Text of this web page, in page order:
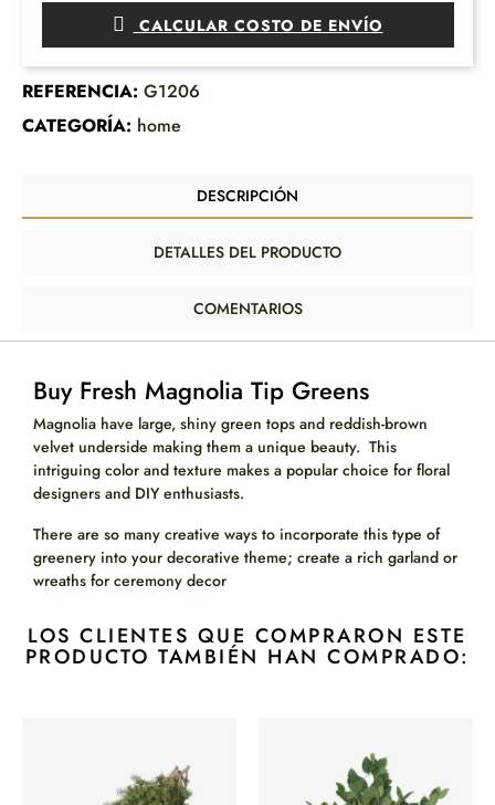
CALCULAR COSTO DE ENVÍO
REFERENCIA: G1206
CATEGORÍA: home
DESCRIPCIÓN
DETALLES DEL PRODUCTO
COMENTARIOS
Buy Fresh Magnolia Tip Greens
Magnolia have large, shiny green tops and reddish-brown
velvet underside making them a unique beauty. This
intriguing color and texture makes a popular choice for floral
designers and DIY enthusiasts.
There are so many creative ways to incorporate this type of
greenery into your decorative theme; create a rich garland or
wreaths for ceremony decor
LOS CLIENTES QUE COMPRARON ESTE
PRODUCTO TAMBIÉN HAN COMPRADO: